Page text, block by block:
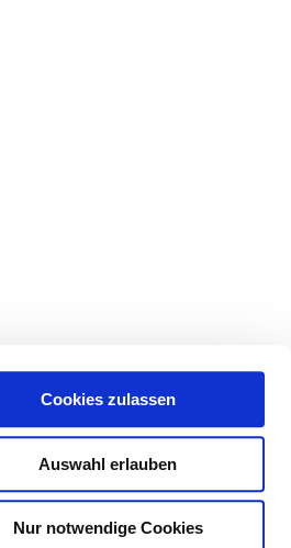
Cookies zulassen
Auswahl erlauben
Nur notwendige Cookies